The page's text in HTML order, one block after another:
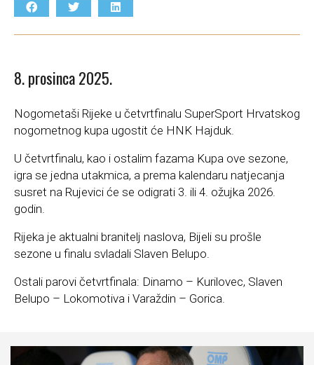
8. prosinca 2025.
Nogometaši Rijeke u četvrtfinalu SuperSport Hrvatskog
nogometnog kupa ugostit će HNK Hajduk.
U četvrtfinalu, kao i ostalim fazama Kupa ove sezone,
igra se jedna utakmica, a prema kalendaru natjecanja
susret na Rujevici će se odigrati 3. ili 4. ožujka 2026.
godin.
Rijeka je aktualni branitelj naslova, Bijeli su prošle
sezone u finalu svladali Slaven Belupo.
Ostali parovi četvrtfinala: Dinamo – Kurilovec, Slaven
Belupo – Lokomotiva i Varaždin – Gorica.